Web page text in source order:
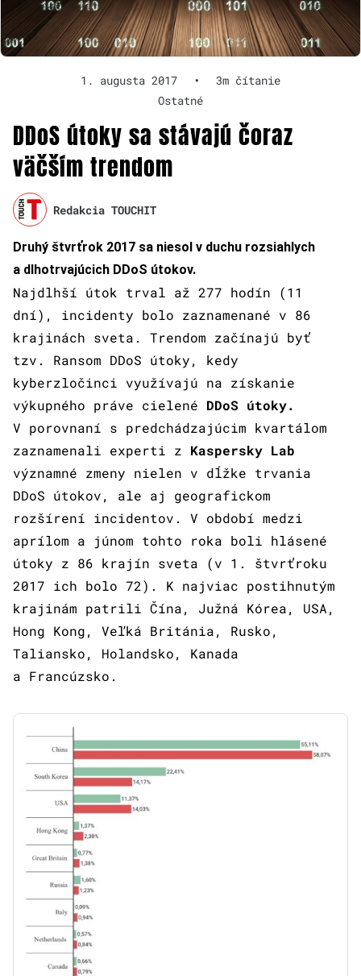
1. augusta 2017 •
3m čítanie
Ostatné
DDoS útoky sa stávajú čoraz
väčším trendom
Redakcia TOUCHIT
Druhý štvrťrok 2017 sa niesol v duchu rozsiahlych
a dlhotrvajúcich DDoS útokov.
Najdlhší útok trval až 277 hodín (11
dní), incidenty bolo zaznamenané v 86
krajinách sveta. Trendom začínajú byť
tzv. Ransom DDoS útoky, kedy
kyberzločinci využívajú na získanie
výkupného práve cielené DDoS útoky.
V porovnaní s predchádzajúcim kvartálom
zaznamenali experti z Kaspersky Lab
významné zmeny nielen v dĺžke trvania
DDoS útokov, ale aj geografickom
rozšírení incidentov. V období medzi
aprílom a júnom tohto roka boli hlásené
útoky z 86 krajín sveta (v 1. štvrťroku
2017 ich bolo 72). K najviac postihnutým
krajinám patrili Čína, Južná Kórea, USA,
Hong Kong, Veľká Británia, Rusko,
Taliansko, Holandsko, Kanada
a Francúzsko.